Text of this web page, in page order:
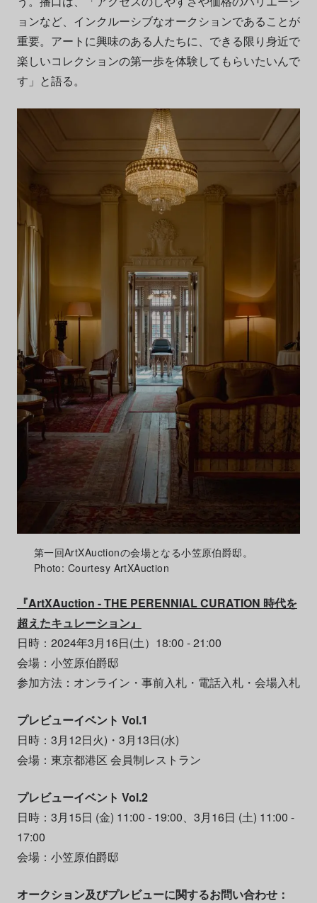
ョンなど、インクルーシブなオークションであることが
重要。アートに興味のある人たちに、できる限り身近で
楽しいコレクションの第一歩を体験してもらいたいんで
す」と語る。
第一回ArtXAuctionの会場となる小笠原伯爵邸。
Photo: Courtesy ArtXAuction
『ArtXAuction - THE PERENNIAL CURATION 時代を
超えたキュレーション』
日時： 2024年3月16日(土） 18:00 - 21:00
会場：小笠原伯爵邸
参加方法：オンライン・事前入札・電話入札・会場入札
プレビューイベント Vol.1
日時： 3月12日火) ・ 3月13日(水)
会場：東京都港区 会員制レストラン
プレビューイベント Vol.2
日時： 3月15日 (金) 11:00 - 19:00、 3月16日 (土) 11:00 -
17:00
会場：小笠原伯爵邸
オークション及びプレビューに関するお問い合わせ：